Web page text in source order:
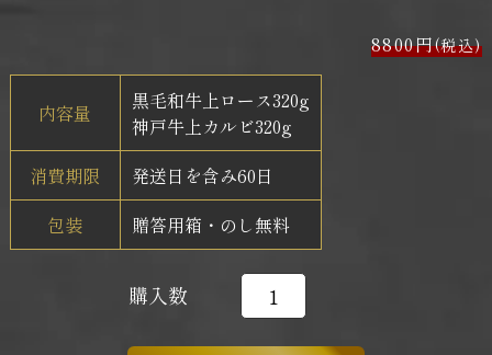
8800円(税込)
内容量
黒毛和牛上ロース320g
神戸牛上カルビ320g
消費期限
発送日を含み60日
包装
贈答用箱・のし無料
購入数